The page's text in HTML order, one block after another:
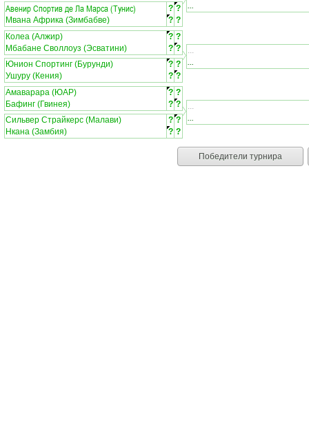
Авенир Спортив де Ла Марса (Тунис) ? ?
Мвана Африка (Зимбабве)
? ?
...
Колеа (Алжир) ? ?
Мбабане Своллоуз (Эсватини)
? ?
Юнион Спортинг (Бурунди)
? ?
Ушуру (Кения)
? ?
...
...
Амаварара (ЮАР) ? ?
Бафинг (Гвинея)
? ?
Сильвер Страйкерс (Малави)
? ?
Нкана (Замбия)
? ?
...
...
Победители турнира